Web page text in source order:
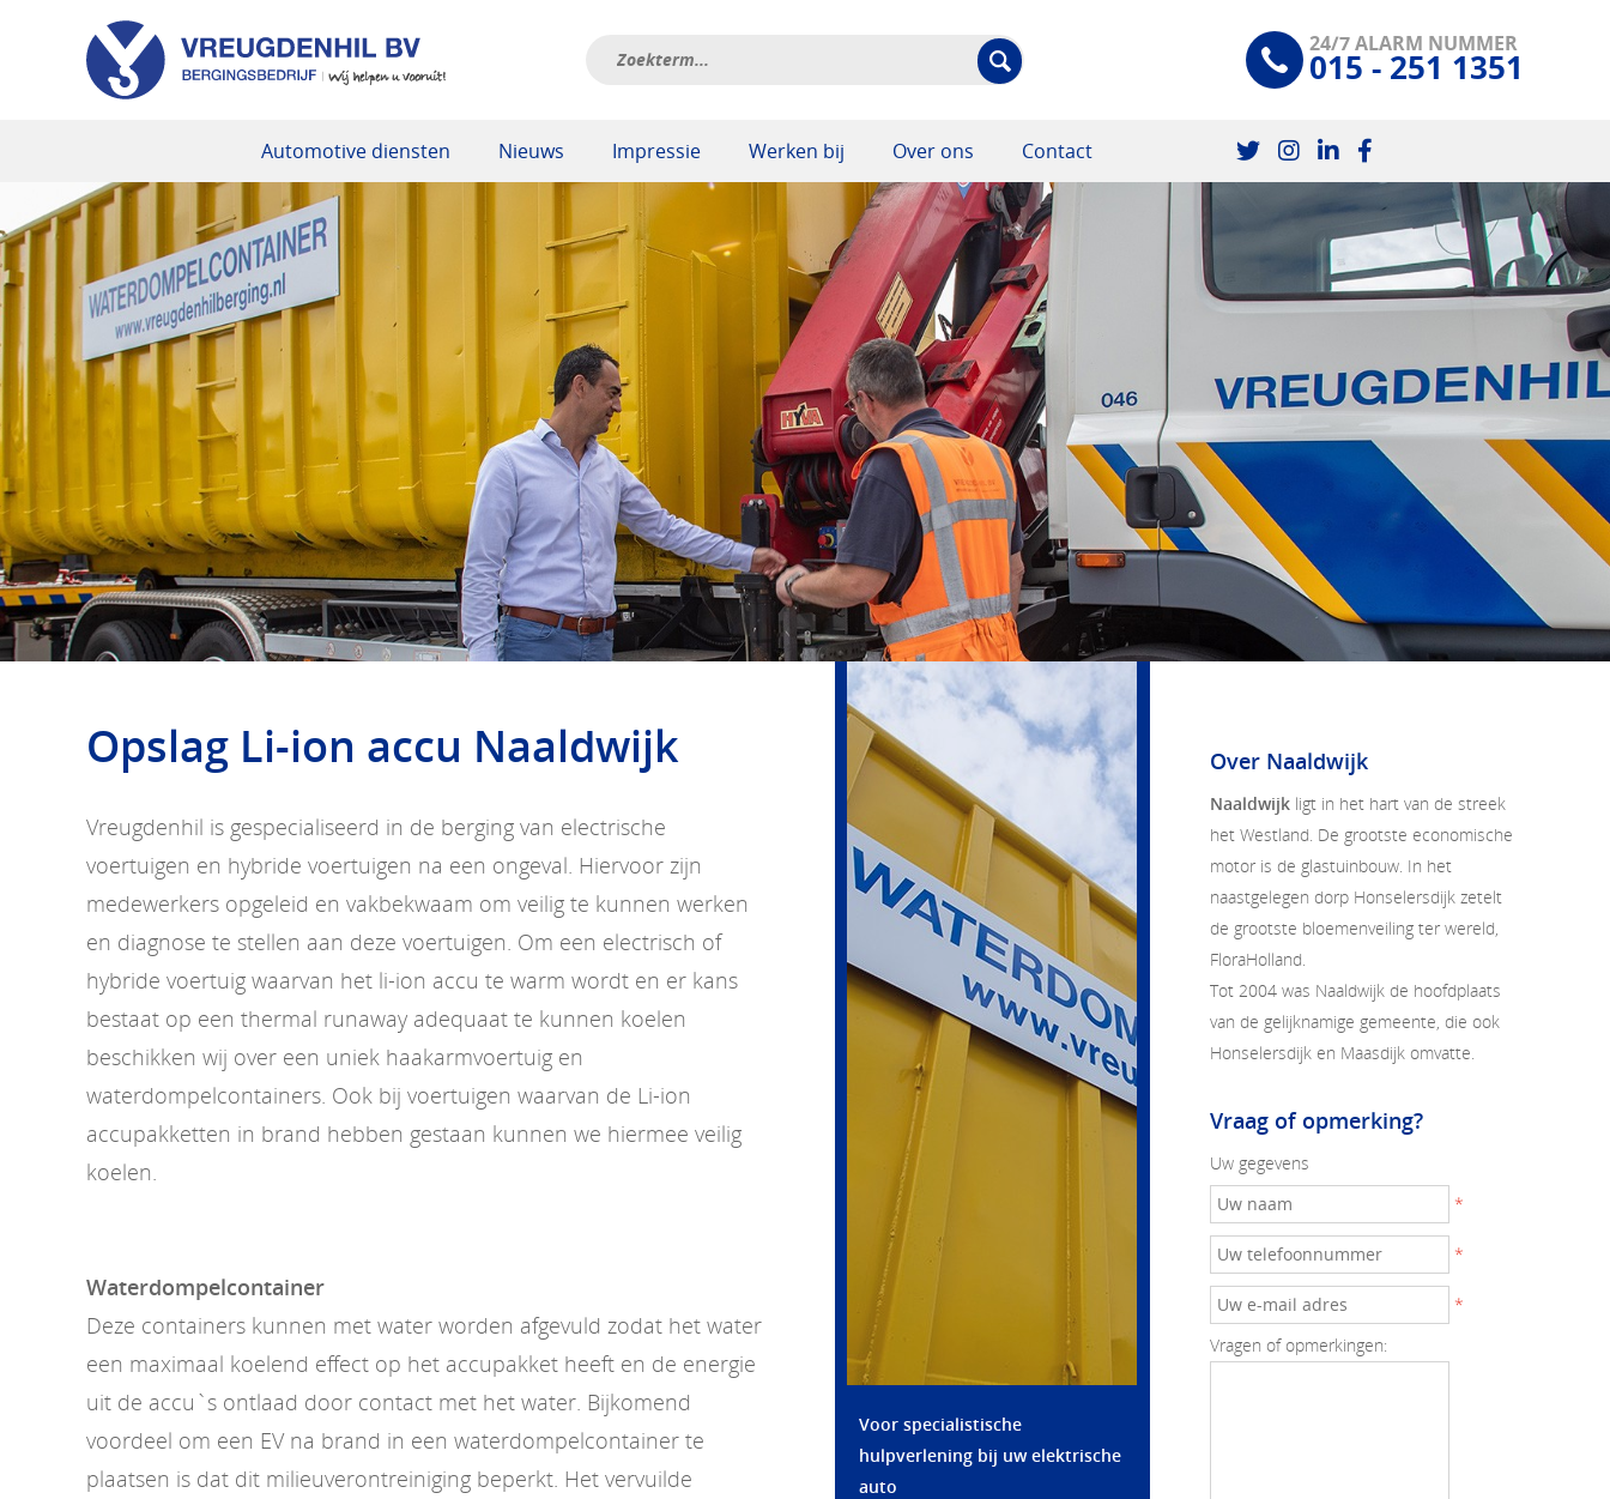
24/7 ALARM NUMMER
015 - 251 1351
Automotive diensten Nieuws Impressie Werken bij Over ons Contact
Opslag Li-ion accu Naaldwijk
Vreugdenhil is gespecialiseerd in de berging van electrische
voertuigen en hybride voertuigen na een ongeval. Hiervoor zijn
medewerkers opgeleid en vakbekwaam om veilig te kunnen werken
en diagnose te stellen aan deze voertuigen. Om een electrisch of
hybride voertuig waarvan het li-ion accu te warm wordt en er kans
bestaat op een thermal runaway adequaat te kunnen koelen
beschikken wij over een uniek haakarmvoertuig en
waterdompelcontainers. Ook bij voertuigen waarvan de Li-ion
accupakketten in brand hebben gestaan kunnen we hiermee veilig
koelen.
Waterdompelcontainer
Deze containers kunnen met water worden afgevuld zodat het water
een maximaal koelend effect op het accupakket heeft en de energie
uit de accu`s ontlaad door contact met het water. Bijkomend
voordeel om een EV na brand in een waterdompelcontainer te
plaatsen is dat dit milieuverontreiniging beperkt. Het vervuilde
Voor specialistische
hulpverlening bij uw elektrische
auto
Over Naaldwijk
Naaldwijkligt in het hart van de streek
het Westland. De grootste economische
motor is de glastuinbouw. In het
naastgelegen dorp Honselersdijk zetelt
de grootste bloemenveiling ter wereld,
FloraHolland.
Tot 2004 was Naaldwijk de hoofdplaats
van de gelijknamige gemeente, die ook
Honselersdijk en Maasdijk omvatte.
Vraag of opmerking?
Uw gegevens
*
*
*
Vragen of opmerkingen: